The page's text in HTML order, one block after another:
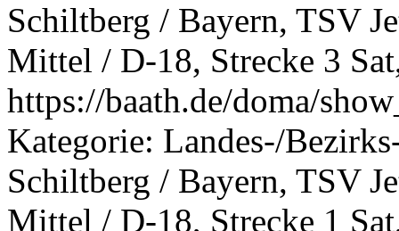
Schiltberg / Bayern, TSV
Mittel / D-18, Strecke 3
https://baath.de/doma/
Kategorie: Landes-/
Schiltberg / Bayern, TSV
Mittel / D-18, Strecke 1